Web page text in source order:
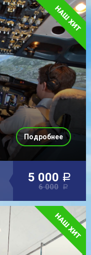
5 000 a
6 000 a
Подробнее